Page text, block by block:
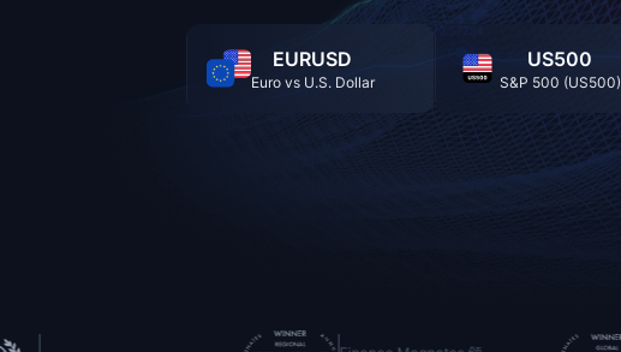
EURUSD
Euro vs U.S. Dollar
US500
S&P 500 (US500)